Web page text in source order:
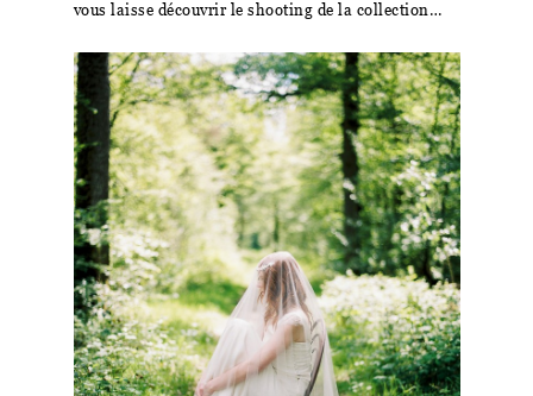
vous laisse découvrir le shooting de la collection…